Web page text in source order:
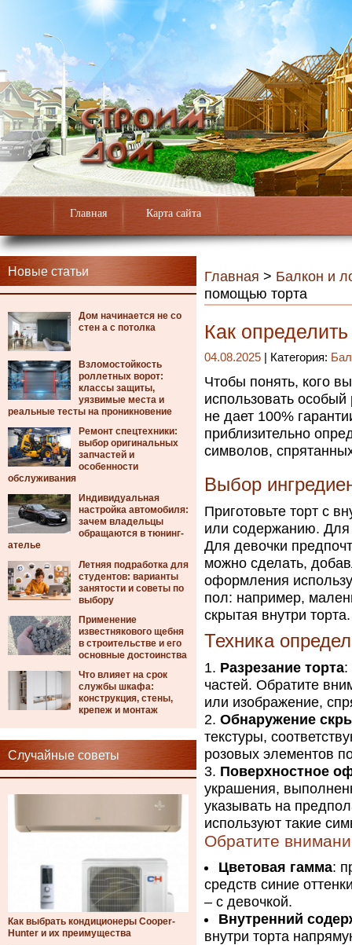
Главная Карта сайта
Новые статьи
Дом начинается не со
стен а с потолка
Взломостойкость
роллетных ворот:
классы защиты,
уязвимые места и
реальные тесты на проникновение
Ремонт спецтехники:
выбор оригинальных
запчастей и
особенности
обслуживания
Индивидуальная
настройка автомобиля:
зачем владельцы
обращаются в тюнинг-
ателье
Летняя подработка для
студентов: варианты
занятости и советы по
выбору
Применение
известнякового щебня
в строительстве и его
основные достоинства
Что влияет на срок
службы шкафа:
конструкция, стены,
крепеж и монтаж
Случайные советы
Как выбрать кондиционеры Cooper-
Hunter и их преимущества
Главная > Балкон и
помощью торта
Как
04.08.2025 | Категория:
Чтобы понять, кого
использовать
не дает 100%
приблизительно
символов,
Выбор
Приготовьте торт с
или содержанию. Для
Для девочки
можно сделать,
оформления
пол: например,
скрытая внутри торта.
Техника
Разрезание торта:
частей. Обратите
или изображение,
Обнаружение
текстуры,
розовых элементов
Поверхностное
украшения,
указывать на
используют такие
Обратите
Цветовая гамма:
средств синие
– с девочкой.
Внутренний
внутри торта